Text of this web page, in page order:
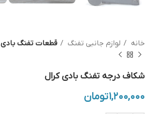
خانه لوازم جانبی تفنگ قطعات تفنگ بادی
شکاف درجه تفنگ بادی کرال
۱,۲۰۰,۰۰۰تومان